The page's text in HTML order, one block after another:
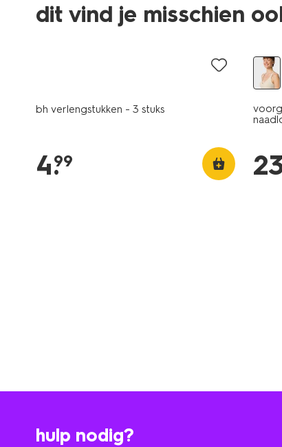
dit vind je misschien
bh verlengstukken - 3 stuks
4.
99
hulp nodig?